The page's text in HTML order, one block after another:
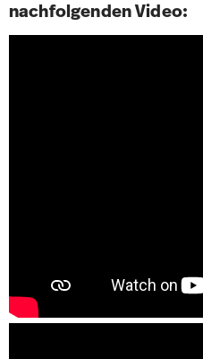
nachfolgenden Video: